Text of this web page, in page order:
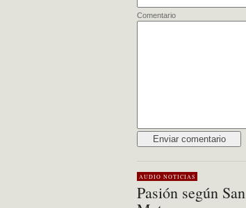
Comentario
AUDIO NOTICIAS
Pasión según San